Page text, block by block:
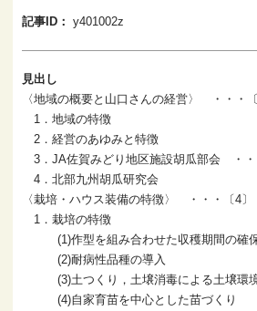
記事ID： y401002z
見出し
〈地域の概要と山口さんの経営〉 ・・・〔
1．地域の特徴
2．経営のあゆみと特徴
3．JA佐賀みどり地区施設胡瓜部会 ・・
4．北部九州胡瓜研究会
〈栽培・ハウス装備の特徴〉 ・・・〔4〕
1．栽培の特徴
(1)作型を組み合わせた収穫期間の確
(2)耐病性品種の導入
(3)土つくり，土壌消毒による土壌環
(4)自家育苗を中心とした苗づくり